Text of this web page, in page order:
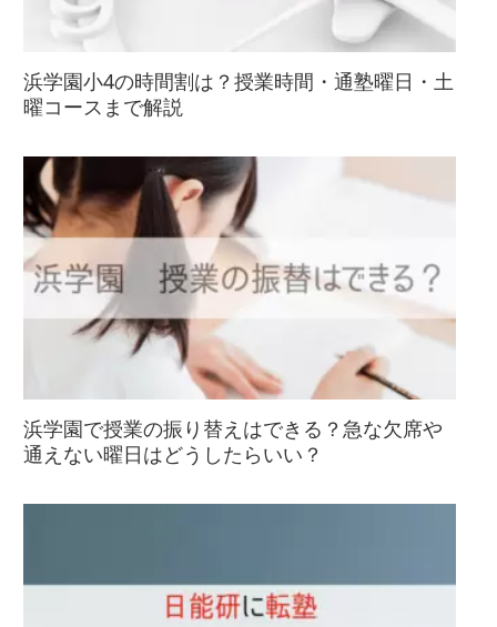
浜学園小4の時間割は？授業時間・通塾曜日・土
曜コースまで解説
浜学園で授業の振り替えはできる？急な欠席や
通えない曜日はどうしたらいい？